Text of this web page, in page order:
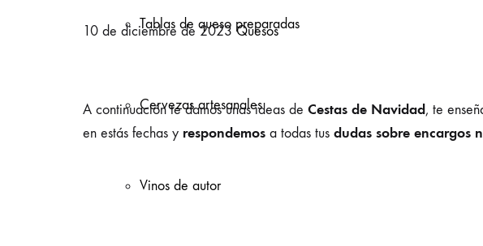
Tablas de queso preparadas
Cervezas artesanales
Vinos de autor
10 de diciembre de 2023 Quesos
A continuación te damos unas ideas de Cestas de Navidad, te
en estás fechas y respondemos a todas tus dudas sobre encargos